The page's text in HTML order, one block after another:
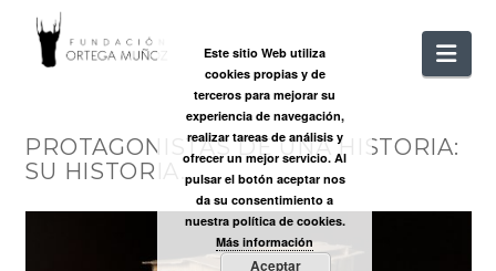
ORTEGA
MUÑOZ
PROTAGONISTAS DE UNA HISTORIA:
SU HISTORIA.
Este sitio Web utiliza
cookies propias y de
terceros para mejorar su
experiencia de navegación,
realizar tareas de análisis y
ofrecer un mejor servicio. Al
pulsar el botón aceptar nos
da su consentimiento a
nuestra política de cookies.
Más información
Aceptar